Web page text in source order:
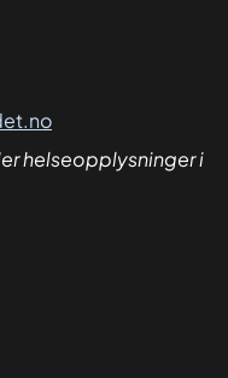
helseopplysninger i